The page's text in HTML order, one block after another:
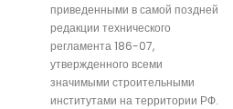
приведенными в самой поздней
редакции технического
регламента 186-07,
утвержденного всеми
значимыми строительными
институтами на территории РФ.